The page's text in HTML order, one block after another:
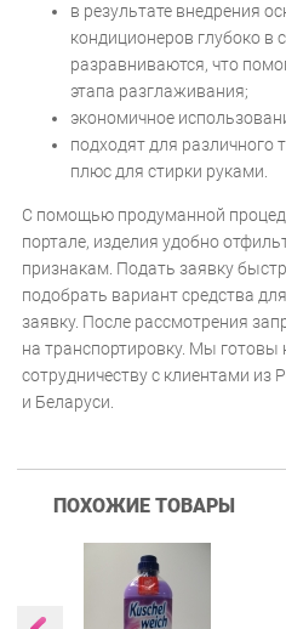
в результате внедрения
кондиционеров глубоко в
разравниваются, что
этапа разглаживания;
экономичное
подходят для
плюс для стирки руками.
С помощью продуманной
портале, изделия удобно
признакам. Подать заявку
подобрать вариант средства
заявку. После рассмотрения
на транспортировку. Мы готовы
сотрудничеству с клиентами из
и Беларуси.
ПОХОЖИЕ ТОВАРЫ